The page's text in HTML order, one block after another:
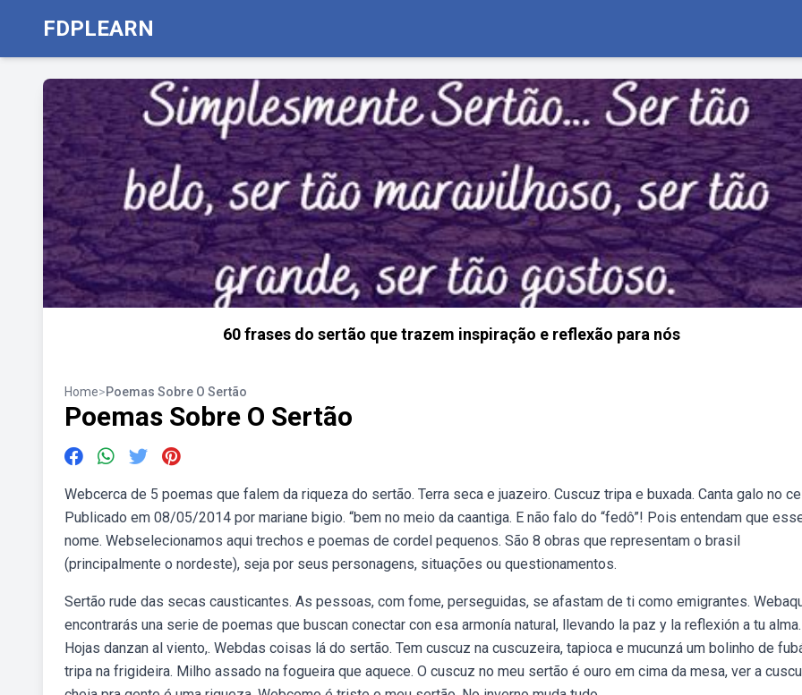
FDPLEARN
60 frases do sertão que trazem inspiração e reflexão para nós
Home>Poemas Sobre O Sertão
Poemas Sobre O Sertão
Webcerca de 5 poemas que falem da riqueza do sertão. Terra seca e juazeiro. Cuscuz tripa e buxada. Canta galo no
Publicado em 08/05/2014 por mariane bigio. “bem no meio da caantiga. E não falo do “fedô”! Pois entendam que
nome. Webselecionamos aqui trechos e poemas de cordel pequenos. São 8 obras que representam o brasil
(principalmente o nordeste), seja por seus personagens, situações ou questionamentos.
Sertão rude das secas causticantes. As pessoas, com fome, perseguidas, se afastam de ti como emigrantes.
encontrarás una serie de poemas que buscan conectar con esa armonía natural, llevando la paz y la reflexión a tu alma.
Hojas danzan al viento,. Webdas coisas lá do sertão. Tem cuscuz na cuscuzeira, tapioca e mucunzá um bolinho de
tripa na frigideira. Milho assado na fogueira que aquece. O cuscuz no meu sertão é ouro em cima da mesa, ver a